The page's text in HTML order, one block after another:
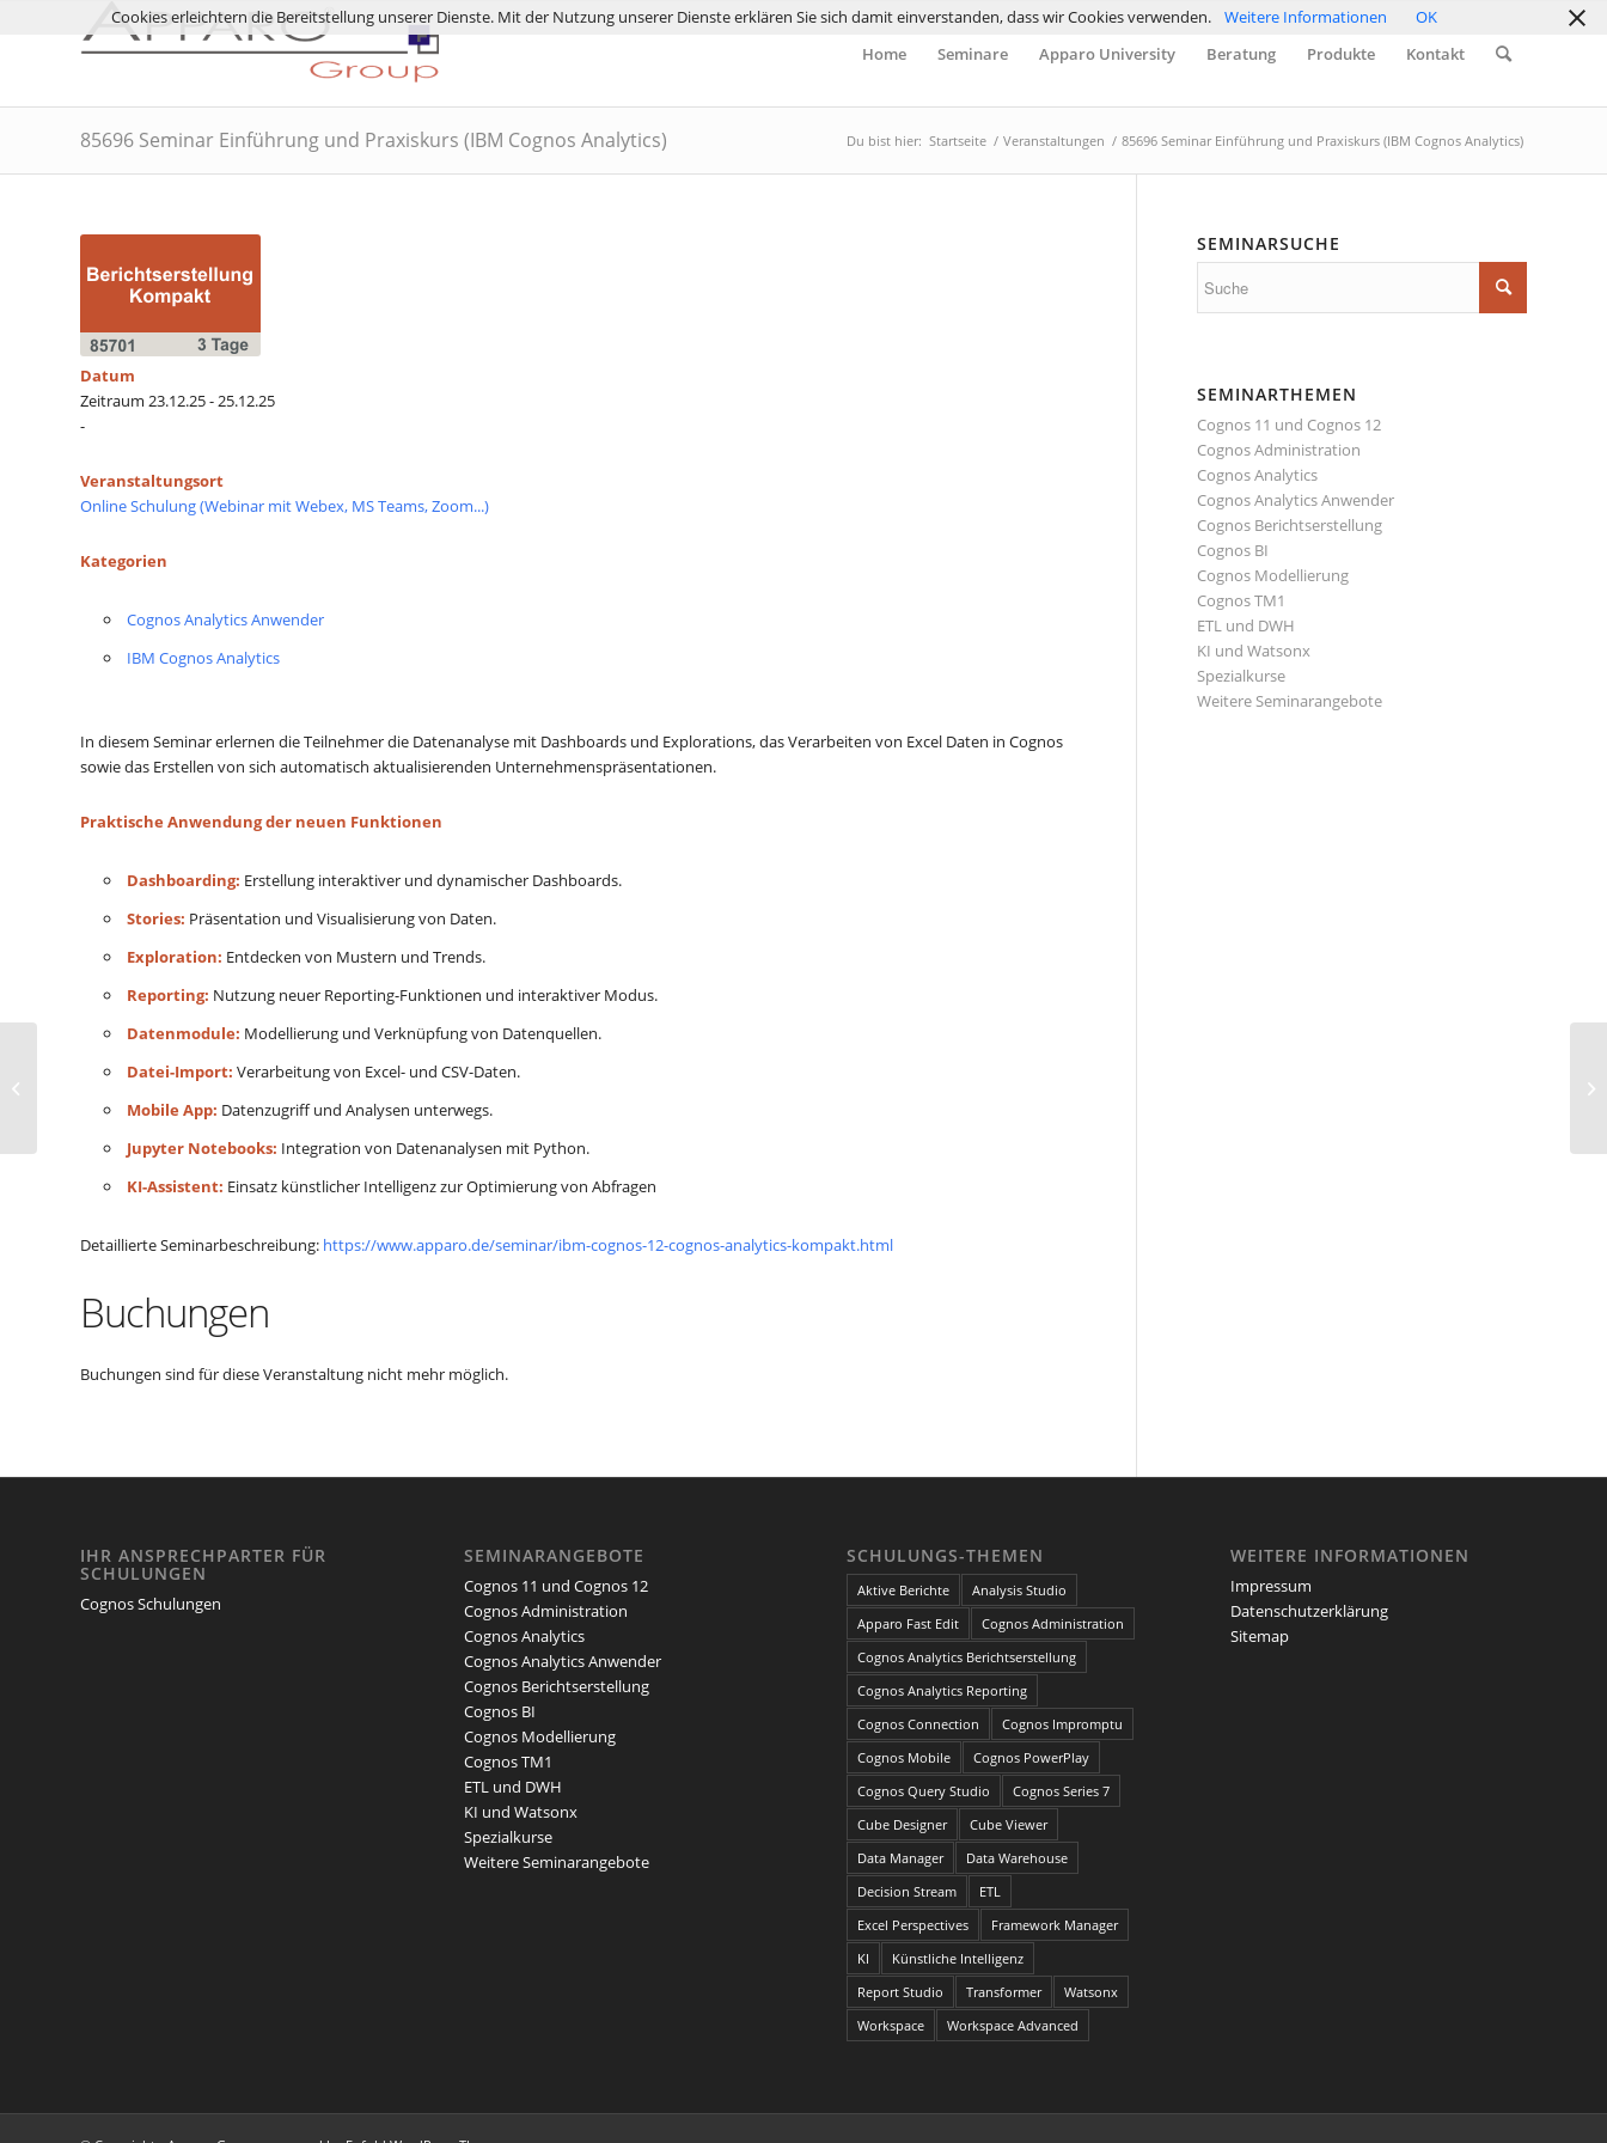
Home Seminare Apparo University Beratung Produkte Kontakt
85696 Seminar Einführung und Praxiskurs (IBM Cognos Analytics) Du bist hier: Startseite / Veranstaltungen / 85696 Seminar Einführung und Praxiskurs (IBM Cognos Analytics)
Datum
Zeitraum 23.12.25 - 25.12.25
-
Veranstaltungsort
Online Schulung (Webinar mit Webex, MS Teams, Zoom...)
Kategorien
Cognos Analytics Anwender
IBM Cognos Analytics
In diesem Seminar erlernen die Teilnehmer die Datenanalyse mit Dashboards und Explorations, das Verarbeiten von Excel Daten in Cognos
sowie das Erstellen von sich automatisch aktualisierenden Unternehmenspräsentationen.
Praktische Anwendung der neuen Funktionen
Dashboarding: Erstellung interaktiver und dynamischer Dashboards.
Stories: Präsentation und Visualisierung von Daten.
Exploration: Entdecken von Mustern und Trends.
Reporting: Nutzung neuer Reporting-Funktionen und interaktiver Modus.
Datenmodule: Modellierung und Verknüpfung von Datenquellen.
Datei-Import: Verarbeitung von Excel- und CSV-Daten.
Mobile App: Datenzugriff und Analysen unterwegs.
Jupyter Notebooks: Integration von Datenanalysen mit Python.
KI-Assistent: Einsatz künstlicher Intelligenz zur Optimierung von Abfragen
Detaillierte Seminarbeschreibung: https://www.apparo.de/seminar/ibm-cognos-12-cognos-analytics-kompakt.html
Buchungen
Buchungen sind für diese Veranstaltung nicht mehr möglich.
SEMINARSUCHE
SEMINARTHEMEN
Cognos 11 und Cognos 12
Cognos Administration
Cognos Analytics
Cognos Analytics Anwender
Cognos Berichtserstellung
Cognos BI
Cognos Modellierung
Cognos TM1
ETL und DWH
KI und Watsonx
Spezialkurse
Weitere Seminarangebote
IHR ANSPRECHPARTER FÜR
SCHULUNGEN
Cognos Schulungen
SEMINARANGEBOTE
Cognos 11 und Cognos 12
Cognos Administration
Cognos Analytics
Cognos Analytics Anwender
Cognos Berichtserstellung
Cognos BI
Cognos Modellierung
Cognos TM1
ETL und DWH
KI und Watsonx
Spezialkurse
Weitere Seminarangebote
SCHULUNGS-THEMEN
Aktive Berichte
Analysis Studio
Apparo Fast Edit
Cognos Administration
Cognos Analytics Berichtserstellung
Cognos Analytics Reporting
Cognos Connection
Cognos Impromptu
Cognos Mobile
Cognos PowerPlay
Cognos Query Studio
Cognos Series 7
Cube Designer
Cube Viewer
Data Manager
Data Warehouse
Decision Stream
ETL
Excel Perspectives
Framework Manager
KI
Künstliche Intelligenz
Report Studio
Transformer
Watsonx
Workspace
Workspace Advanced
WEITERE INFORMATIONEN
Impressum
Datenschutzerklärung
Sitemap
Einführung und
Praxiskurs (IBM
Cookies erleichtern die Bereitstellung unserer Dienste. Mit der Nutzung unserer Dienste erklären Sie sich damit einverstanden, dass wir Cookies verwenden. Weitere Informationen OK